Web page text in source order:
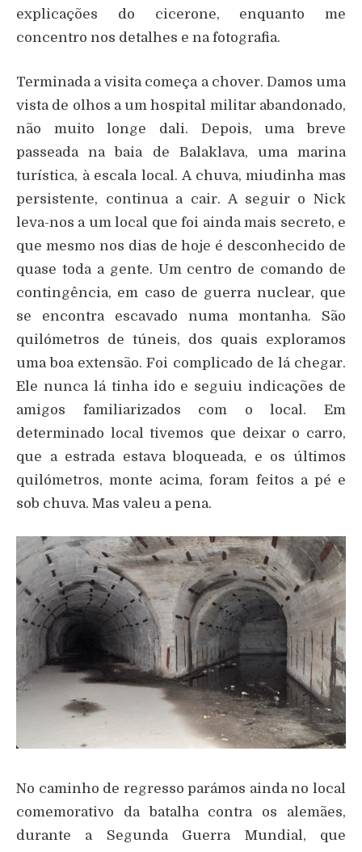
explicações do cicerone, enquanto me
concentro nos detalhes e na fotografia.
Terminada a visita começa a chover. Damos uma
vista de olhos a um hospital militar abandonado,
não muito longe dali. Depois, uma breve
passeada na baia de Balaklava, uma marina
turística, à escala local. A chuva, miudinha mas
persistente, continua a cair. A seguir o Nick
leva-nos a um local que foi ainda mais secreto, e
que mesmo nos dias de hoje é desconhecido de
quase toda a gente. Um centro de comando de
contingência, em caso de guerra nuclear, que
se encontra escavado numa montanha. São
quilómetros de túneis, dos quais exploramos
uma boa extensão. Foi complicado de lá chegar.
Ele nunca lá tinha ido e seguiu indicações de
amigos familiarizados com o local. Em
determinado local tivemos que deixar o carro,
que a estrada estava bloqueada, e os últimos
quilómetros, monte acima, foram feitos a pé e
sob chuva. Mas valeu a pena.
No caminho de regresso parámos ainda no local
comemorativo da batalha contra os alemães,
durante a Segunda Guerra Mundial, que